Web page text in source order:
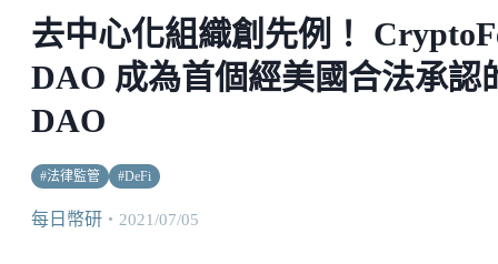
去中心化組織創先例！
DAO 成為首個經美國合法承認
DAO
#法律監管 #DeFi
每日幣研 ・ 2021/07/05